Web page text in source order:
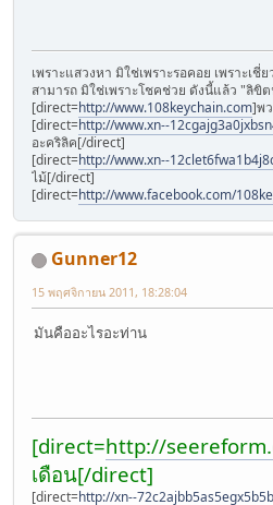
เพราะแสวงหา มิใช่เพราะรอคอย เพราะเชี่
สามารถ มิใช่เพราะโชคช่วย ดังนี้แล้ว "ลิขิ
[direct=http://www.108keychain.com]พ
[direct=http://www.xn--
อะคริลิค[/direct]
[direct=http://www.xn--
ไม้[/direct]
[direct=http://www.facebook.com/
Gunner12
15 พฤศจิกายน 2011, 18:28:04
มันคืออะไรอะท่าน
[direct=http://
เดือน[/direct]
[direct=http://xn--